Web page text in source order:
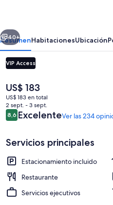
Siguiente
40+
ResumenHabitacionesUbicación
VIP Access
El
precio
actual
es
de
US$ 183
US$ 183 en total
2 sept. - 3 sept.
Opiniones
8,68,6 de 10
ExcelenteVer las 234
Servicios principales
Estacionamiento incluido
Restaurante
Servicios ejecutivos